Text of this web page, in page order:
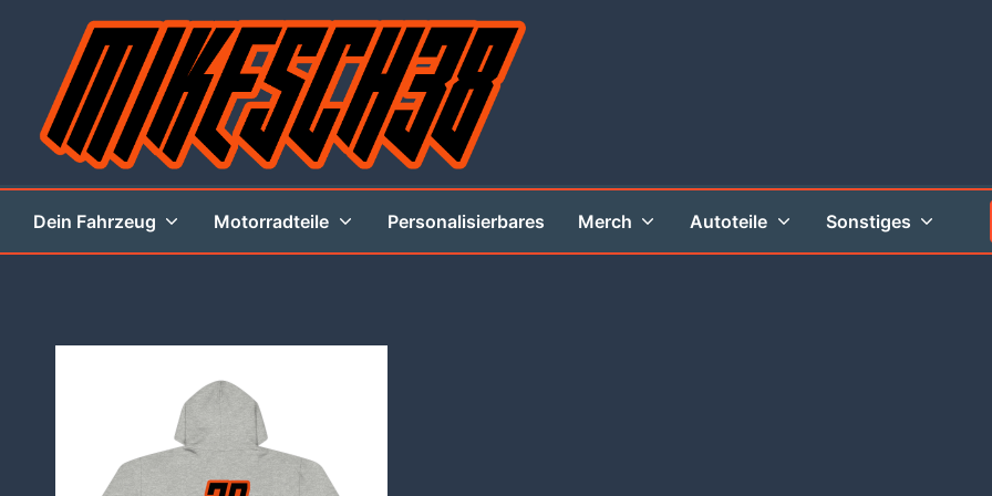
springen
MIKESCH38
Dein Fahrzeug Motorradteile Personalisierbares Merch Autoteile Sonstiges